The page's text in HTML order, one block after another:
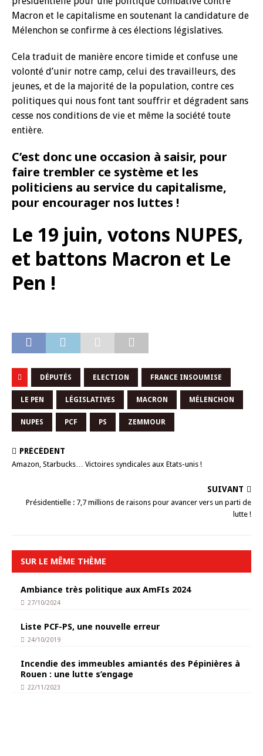
Macron et le capitalisme en soutenant la candidature de
Mélenchon se confirme à ces élections législatives.
Cela traduit de manière encore timide et confuse une
volonté d’unir notre camp, celui des travailleurs, des
jeunes, et de la majorité de la population, contre ces
politiques qui nous font tant souffrir et dégradent sans
cesse nos conditions de vie et même la société toute
entière.
C’est donc une occasion à saisir, pour
faire trembler ce système et les
politiciens au service du capitalisme,
pour encourager nos luttes !
Le 19 juin, votons NUPES,
et battons Macron et Le
Pen !
DÉPUTÉS ELECTION FRANCE INSOUMISE
LE PEN LÉGISLATIVES MACRON MÉLENCHON
NUPES PCF PS ZEMMOUR
PRÉCÉDENT
Amazon, Starbucks… Victoires syndicales aux Etats-unis !
SUIVANT
Présidentielle : 7,7 millions de raisons pour avancer vers un parti de
lutte !
SUR LE MÊME THÈME
Ambiance très politique aux AmFIs 2024
27/10/2024
Liste PCF-PS, une nouvelle erreur
24/10/2019
Incendie des immeubles amiantés des Pépinières à
Rouen : une lutte s’engage
22/11/2023